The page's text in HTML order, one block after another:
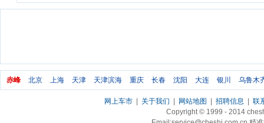
赤峰 北京 上海 天津 天津滨海 重庆 长春 沈阳 大连 银川 乌鲁木
网上车市| 关于我们 网站地图 招聘信息
联
Copyright © 1999 - 2014